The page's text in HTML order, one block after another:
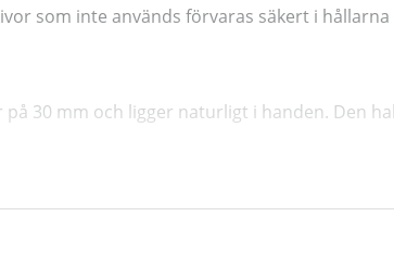
som inte används förvaras säkert i
30 mm och ligger naturligt i handen. Den
köra allt från pressar och curls till rodd,